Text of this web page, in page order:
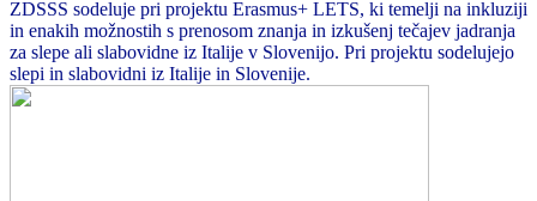
ZDSSS sodeluje pri projektu Erasmus+ LETS, ki temelji na inkluziji
in enakih možnostih s prenosom znanja in izkušenj tečajev jadranja
za slepe ali slabovidne iz Italije v Slovenijo. Pri projektu sodelujejo
slepi in slabovidni iz Italije in Slovenije.